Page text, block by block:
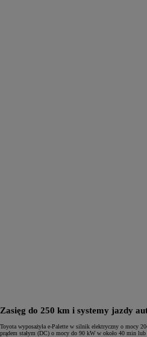
Zasięg do 250 km i systemy jazdy
Toyota wyposażyła e-Palette w silnik elektryczny o mocy
prądem stałym (DC) o mocy do 90 kW w około 40 min